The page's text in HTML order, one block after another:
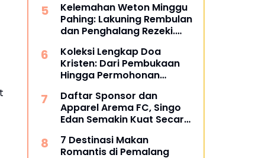
Kelemahan Weton Minggu
Pahing: Lakuning Rembulan
dan Penghalang Rezeki.
Koleksi Lengkap Doa
Kristen: Dari Pembukaan
Hingga Permohonan
Daftar Sponsor dan
Apparel Arema FC, Singo
Edan Semakin Kuat Secara
Kencang di Super League
2025
7 Destinasi Makan
Romantis di Pemalang